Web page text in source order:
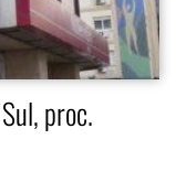
proc.